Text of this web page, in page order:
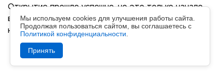
Открытие прошло успешно, но это только начало,
ведь дальше нас ждут ещё больше мероприятий и
незабываемых эмоций!
Мы используем cookies для улучшения работы сайта.
Продолжая пользоваться сайтом, вы соглашаетесь с
Политикой конфиденциальности
Принять